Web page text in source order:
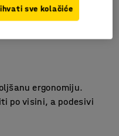
ergonomiju.
po visini, a podesivi
sve kolačiće